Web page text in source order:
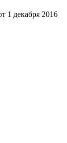
1 декабря 2016